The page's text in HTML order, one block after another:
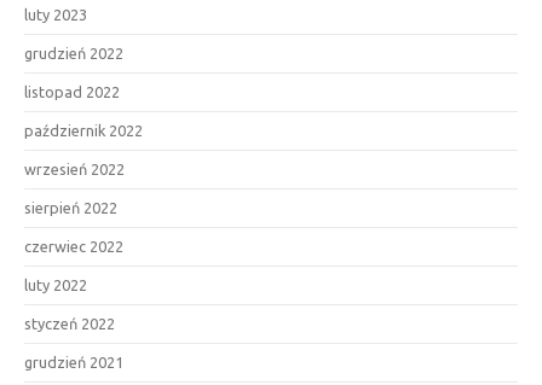
luty 2023
grudzień 2022
listopad 2022
październik 2022
wrzesień 2022
sierpień 2022
czerwiec 2022
luty 2022
styczeń 2022
grudzień 2021